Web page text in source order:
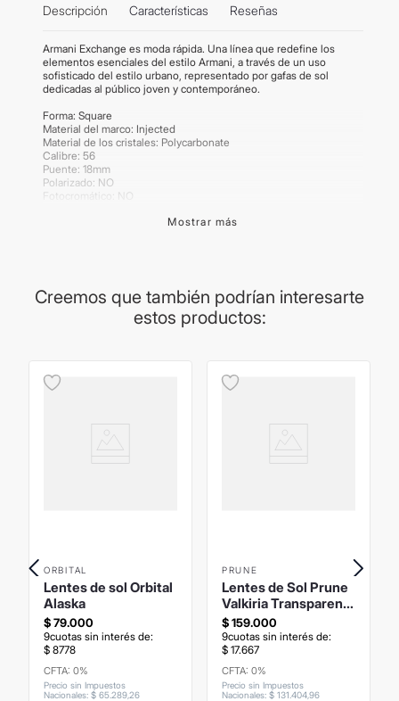
Descripción Características Reseñas
Armani Exchange es moda rápida. Una línea que redefine los
elementos esenciales del estilo Armani, a través de un uso
sofisticado del estilo urbano, representado por gafas de sol
dedicadas al público joven y contemporáneo.
Forma: Square
Material del marco: Injected
Material de los cristales: Polycarbonate
Calibre: 56
Puente: 18mm
Polarizado: NO
Fotocromático: NO
Los productos de lentes poseen garantía de cada
Mostrar más
Creemos que también podrían interesarte
estos productos:
ORBITAL
Lentes de sol Orbital
Alaska
$79.000
9cuotas sin interés de:
$ 8778
CFTA: 0%
Precio sin Impuestos
Nacionales: $ 6528926
PRUNE
Lentes de Sol Prune
Valkiria Transparent
Brown
$159.000
9cuotas sin interés de:
$ 17.667
CFTA: 0%
Precio sin Impuestos
Nacionales: $ 131 40496